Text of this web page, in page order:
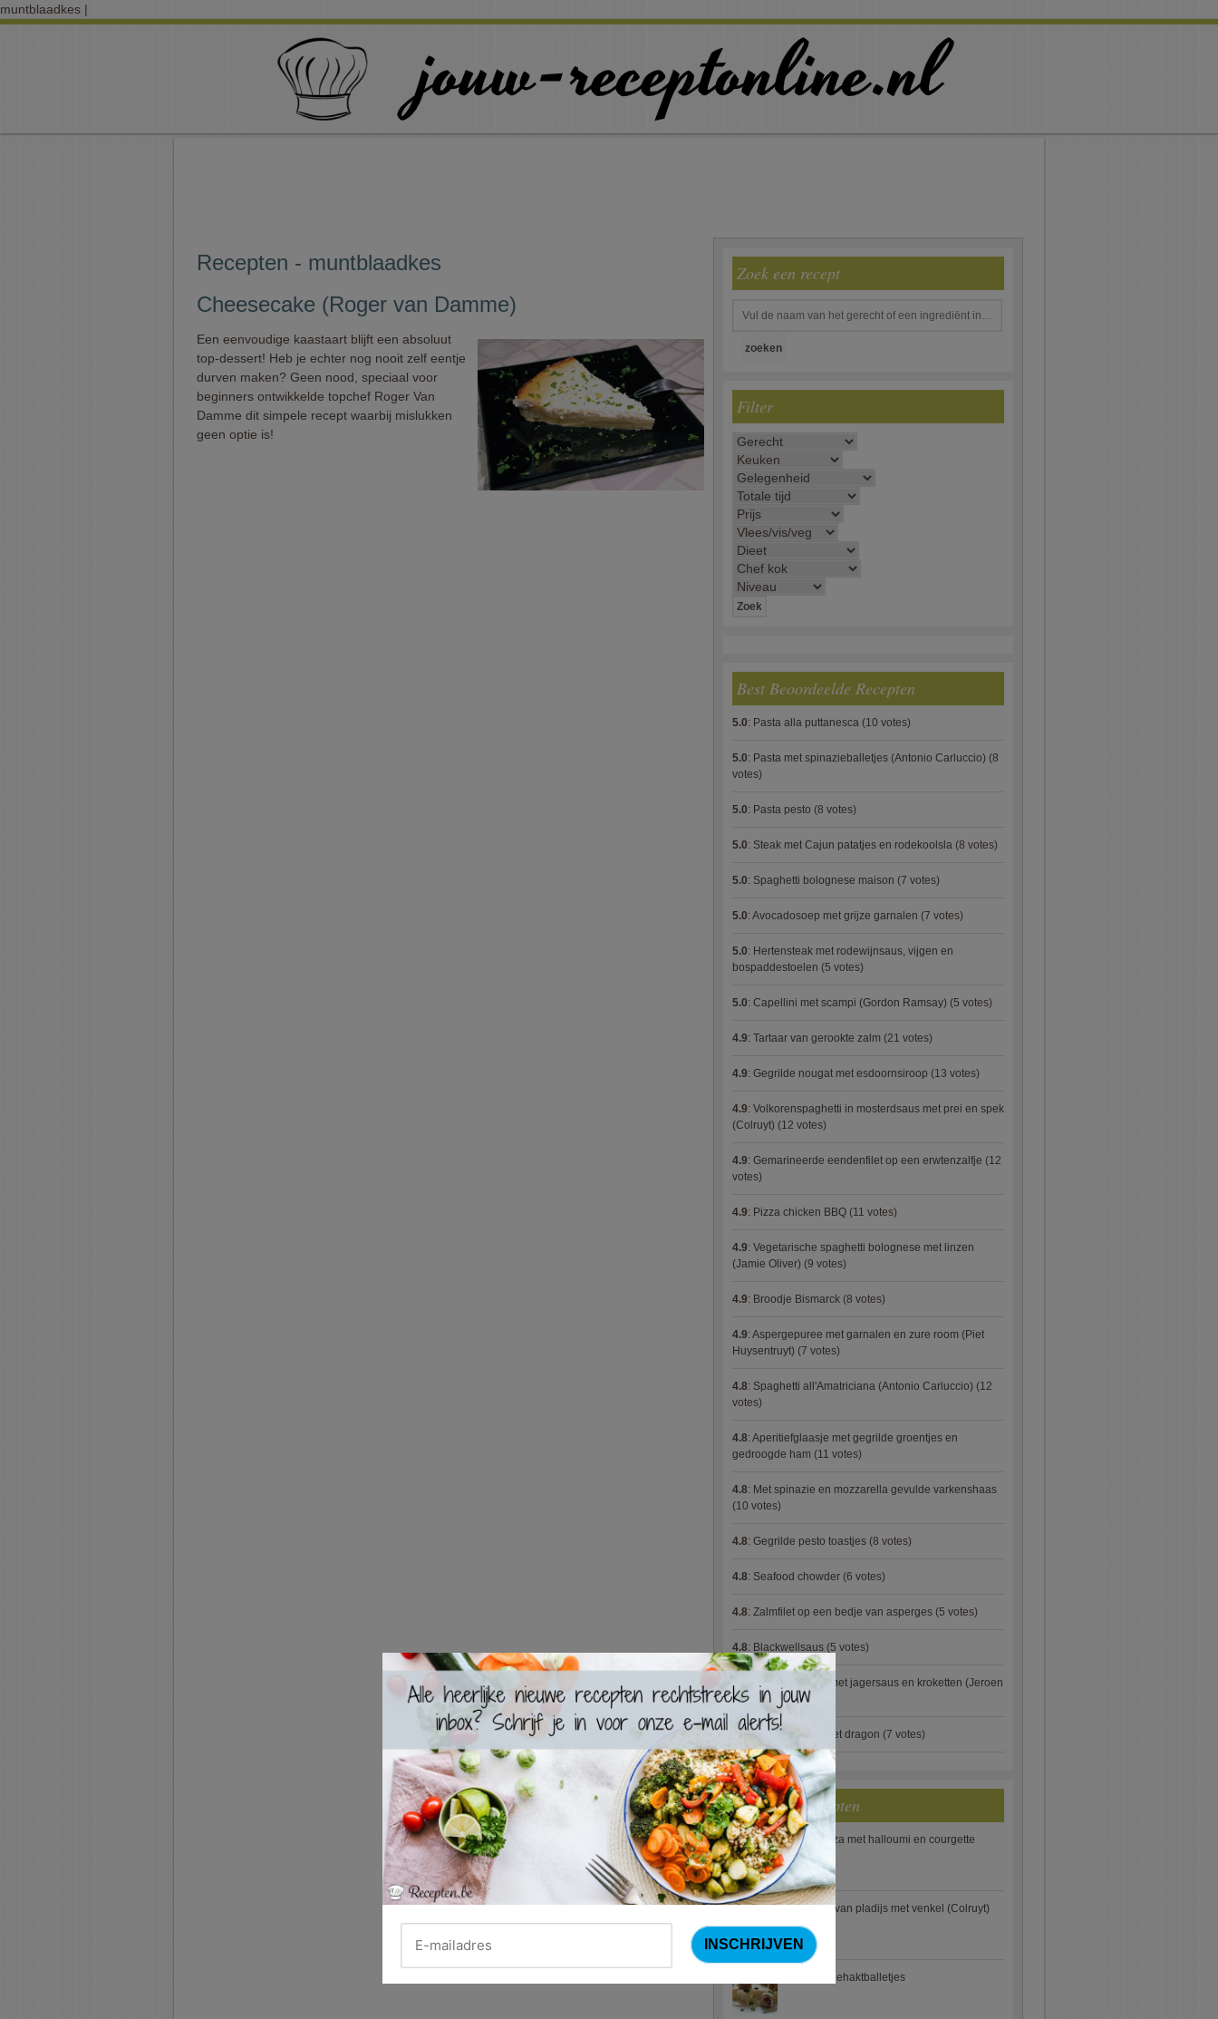
muntblaadkes |
Recepten - muntblaadkes
Cheesecake (Roger van Damme)
Een eenvoudige kaastaart blijft een absoluut
top-dessert! Heb je echter nog nooit zelf eentje
durven maken? Geen nood, speciaal voor
beginners ontwikkelde topchef Roger Van
Damme dit simpele recept waarbij mislukken
geen optie is!
Zoek een recept
Filter
Best Beoordeelde Recepten
5.0: Pasta alla puttanesca (10 votes)
5.0: Pasta met spinazieballetjes (Antonio Carluccio) (8
votes)
5.0: Pasta pesto (8 votes)
5.0: Steak met Cajun patatjes en rodekoolsla (8 votes)
5.0: Spaghetti bolognese maison (7 votes)
5.0: Avocadosoep met grijze garnalen (7 votes)
5.0: Hertensteak met rodewijnsaus, vijgen en
bospaddestoelen (5 votes)
5.0: Capellini met scampi (Gordon Ramsay) (5 votes)
4.9: Tartaar van gerookte zalm (21 votes)
4.9: Gegrilde nougat met esdoornsiroop (13 votes)
4.9: Volkorenspaghetti in mosterdsaus met prei en spek
(Colruyt) (12 votes)
4.9: Gemarineerde eendenfilet op een erwtenzalfje (12
votes)
4.9: Pizza chicken BBQ (11 votes)
4.9: Vegetarische spaghetti bolognese met linzen
(Jamie Oliver) (9 votes)
4.9: Broodje Bismarck (8 votes)
4.9: Aspergepuree met garnalen en zure room (Piet
Huysentruyt) (7 votes)
4.8: Spaghetti all'Amatriciana (Antonio Carluccio) (12
votes)
4.8: Aperitiefglaasje met gegrilde groentjes en
gedroogde ham (11 votes)
4.8: Met spinazie en mozzarella gevulde varkenshaas
(10 votes)
4.8: Gegrilde pesto toastjes (8 votes)
4.8: Seafood chowder (6 votes)
4.8: Zalmfilet op een bedje van asperges (5 votes)
4.8: Blackwellsaus (5 votes)
4.7
Varkenshaasje met jagersaus en kroketten (Jeroen
Meus)(15 votes)
4.7:Gestoofde kip met dragon (7 votes)
Nieuwste Recepten
Turkse pizza met halloumi en courgette
Waterzooi van pladijs met venkel (Colruyt)
Zweedse gehaktballetjes
×